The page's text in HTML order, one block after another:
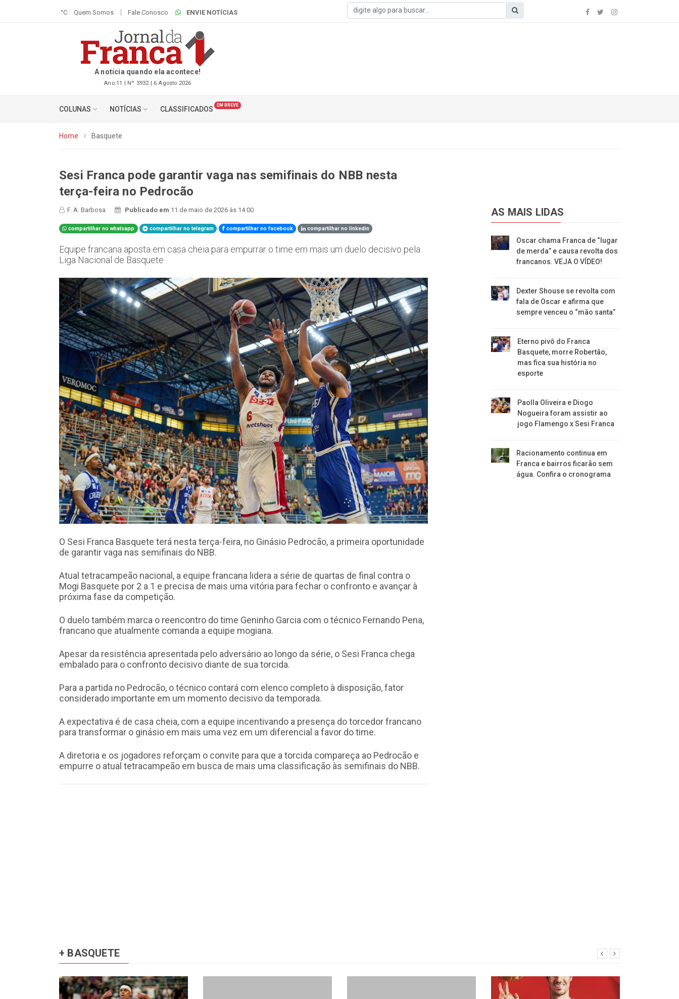
°C Quem Somos Fale Conosco ENVIE NOTÍCIAS
A notícia quando ela acontece!
Ano 11 | Nº 3932 | 6 Agosto 2026
COLUNAS NOTÍCIAS CLASSIFICADOS EM BREVE
Home Basquete
Sesi Franca pode garantir vaga nas semifinais do NBB nesta
terça-feira no Pedrocão
F. A. Barbosa Publicado em 11 de maio de 2026 às 14:00
compartilhar no whatsapp compartilhar no telegram compartilhar no facebook compartilhar no linkedin
Equipe francana aposta em casa cheia para empurrar o time em mais um duelo decisivo pela
Liga Nacional de Basquete
O Sesi Franca Basquete terá nesta terça-feira, no Ginásio Pedrocão, a primeira oportunidade
de garantir vaga nas semifinais do NBB.
Atual tetracampeão nacional, a equipe francana lidera a série de quartas de final contra o
Mogi Basquete por 2 a 1 e precisa de mais uma vitória para fechar o confronto e avançar à
próxima fase da competição.
O duelo também marca o reencontro do time Geninho Garcia com o técnico Fernando Pena,
francano que atualmente comanda a equipe mogiana.
Apesar da resistência apresentada pelo adversário ao longo da série, o Sesi Franca chega
embalado para o confronto decisivo diante de sua torcida.
Para a partida no Pedrocão, o técnico contará com elenco completo à disposição, fator
considerado importante em um momento decisivo da temporada.
A expectativa é de casa cheia, com a equipe incentivando a presença do torcedor francano
para transformar o ginásio em mais uma vez em um diferencial a favor do time.
A diretoria e os jogadores reforçam o convite para que a torcida compareça ao Pedrocão e
empurre o atual tetracampeão em busca de mais uma classificação às semifinais do NBB.
AS MAIS LIDAS
Oscar chama Franca de “lugar
de merda” e causa revolta dos
francanos. VEJA O VÍDEO!
Dexter Shouse se revolta com
fala de Oscar e afirma que
sempre venceu o “mão santa”
Eterno pivô do Franca
Basquete, morre Robertão,
mas fica sua história no
esporte
Paolla Oliveira e Diogo
Nogueira foram assistir ao
jogo Flamengo x Sesi Franca
Racionamento continua em
Franca e bairros ficarão sem
água. Confira o cronograma
+ BASQUETE